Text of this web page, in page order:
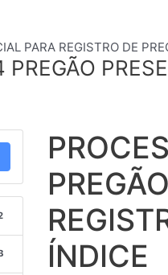
PARA REGISTRO DE
ÍNDICE